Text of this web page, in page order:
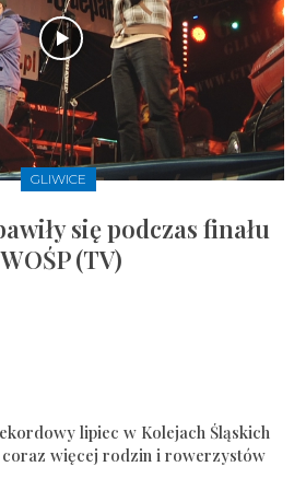
GLIWICE
się podczas finału
WOŚP (TV)
lipiec w Kolejach Śląskich
coraz więcej rodzin i rowerzystów